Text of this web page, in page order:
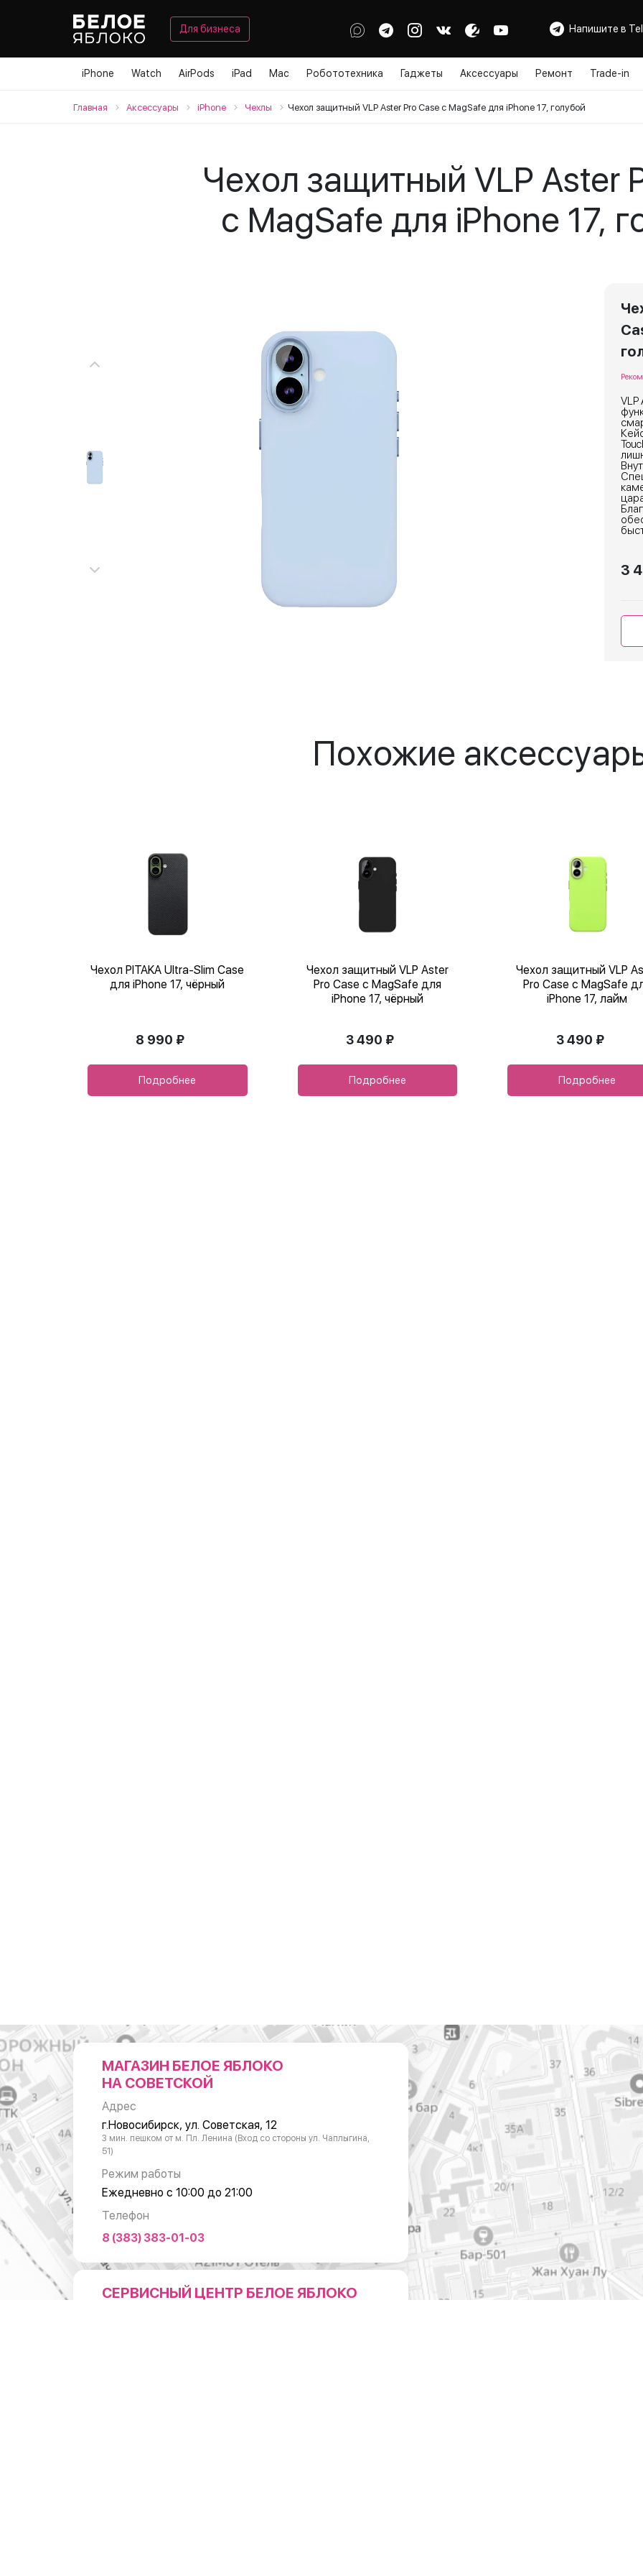
Для бизнеса Напишите в
iPhone Watch AirPods iPad Mac Робототехника Гаджеты Аксессуары Ремонт Trade-in
Главная Аксессуары iPhone Чехлы Чехол защитный VLP Aster Pro Case с MagSafe для iPhone 17, голубой
Чехол защитный VLP Aster
с MagSafe для iPhone 17,
VLP
3
Похожие
Чехол PITAKA Ultra-Slim Case
для iPhone 17, чёрный
8 990 ₽
Подробнее
Чехол защитный VLP Aster
Pro Case с MagSafe для
iPhone 17, чёрный
3 490 ₽
Подробнее
Чехол защитный VLP
Pro Case с MagSafe
iPhone 17, лайм
3 490 ₽
Подробнее
МАГАЗИН БЕЛОЕ ЯБЛОКО
НА СОВЕТСКОЙ
Адрес
г.Новосибирск, ул. Советская, 12
3 мин. пешком от м. Пл. Ленина (Вход со стороны ул. Чаплыгина,
51)
Режим работы
Ежедневно с 10:00 до 21:00
Телефон
8 (383) 383-01-03
СЕРВИСНЫЙ ЦЕНТР БЕЛОЕ ЯБЛОКО